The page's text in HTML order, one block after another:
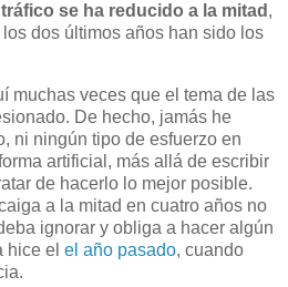
se ha reducido a la mitad ,
dos últimos años han sido los
muchas veces que el tema de las
De hecho, jamás he
ni ningún tipo de esfuerzo en
artificial, más allá de escribir
de hacerlo lo mejor posible.
a la mitad en cuatro años no
ignorar y obliga a hacer algún
hice el el año pasado, cuando